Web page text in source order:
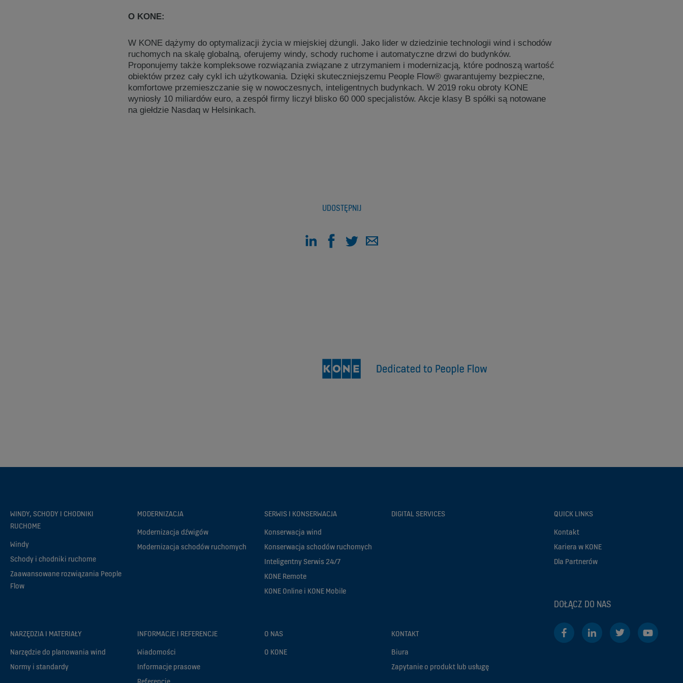
O KONE:
W KONE dążymy do optymalizacji życia w miejskiej dżungli. Jako lider w dziedzinie technologii wind i schodów
ruchomych na skalę globalną, oferujemy windy, schody ruchome i automatyczne drzwi do budynków.
Proponujemy także kompleksowe rozwiązania związane z utrzymaniem i modernizacją, które podnoszą wartość
obiektów przez cały cykl ich użytkowania. Dzięki skuteczniejszemu People Flow® gwarantujemy bezpieczne,
komfortowe przemieszczanie się w nowoczesnych, inteligentnych budynkach. W 2019 roku obroty KONE
wyniosły 10 miliardów euro, a zespół firmy liczył blisko 60 000 specjalistów. Akcje klasy B spółki są notowane
na giełdzie Nasdaq w Helsinkach.
UDOSTĘPNIJ
WINDY, SCHODY I CHODNIKI
RUCHOME
Windy
Schody i chodniki ruchome
Zaawansowane rozwiązania People
Flow
MODERNIZACJA
Modernizacja dźwigów
Modernizacja schodów ruchomych
SERWIS I KONSERWACJA
Konserwacja wind
Konserwacja schodów ruchomych
Inteligentny Serwis 24/7
KONE Remote
KONE Online i KONE Mobile
DIGITAL SERVICES
NARZĘDZIA I MATERIAŁY
Narzędzie do planowania wind
Normy i standardy
INFORMACJE I REFERENCJE
Wiadomości
Informacje prasowe
O NAS
O KONE
KONTAKT
Biura
Zapytanie o produkt lub usługę
QUICK LINKS
Kontakt
Kariera w KONE
Dla Partnerów
DOŁĄCZ DO NAS